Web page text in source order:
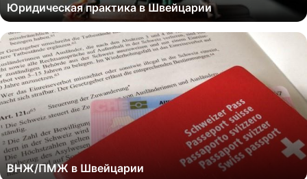
Юридическая практика в Швейцарии
ВНЖ/ПМЖ в Швейцарии